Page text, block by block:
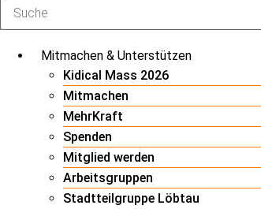
Mitmachen & Unterstützen
Kidical Mass 2026
Mitmachen
MehrKraft
Spenden
Mitglied werden
Arbeitsgruppen
Stadtteilgruppe Löbtau